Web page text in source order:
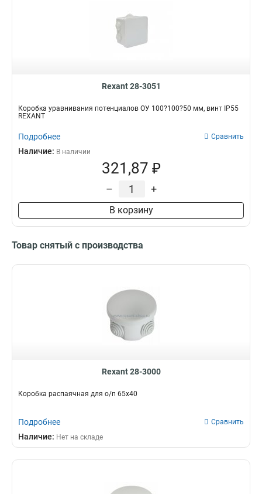
Rexant 28-3051
Коробка уравнивания потенциалов ОУ 100?100?50 мм, винт IP55
REXANT
Подробнее Сравнить
Наличие: В наличии
321,87 ₽
– +
В корзину
Товар снятый с производства
Rexant 28-3000
Коробка распаячная для о/п 65х40
Подробнее Сравнить
Наличие: Нет на складе